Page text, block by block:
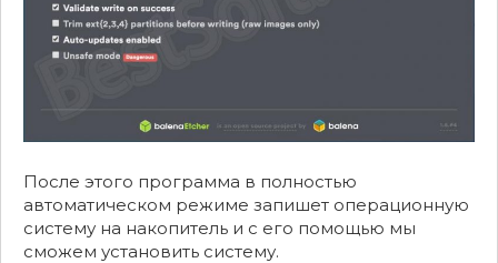
После этого программа в полностью
автоматическом режиме запишет операционную
систему на накопитель и с его помощью мы
сможем установить систему.